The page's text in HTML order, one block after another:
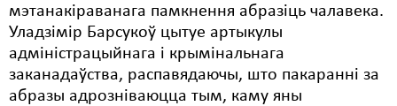
мэтанакіраванага памкнення абразіць чалавека.
Уладзімір Барсукоў цытуе артыкулы
адміністрацыйнага і крымінальнага
заканадаўства, распавядаючы, што пакаранні за
абразы адрозніваюцца тым, каму яны